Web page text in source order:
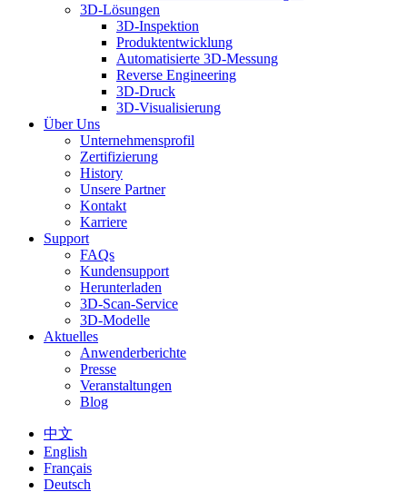
3D-Lösungen
3D-Inspektion
Produktentwicklung
Automatisierte 3D-Messung
Reverse Engineering
3D-Druck
3D-Visualisierung
Über Uns
Unternehmensprofil
Zertifizierung
History
Unsere Partner
Kontakt
Karriere
Support
FAQs
Kundensupport
Herunterladen
3D-Scan-Service
3D-Modelle
Aktuelles
Anwenderberichte
Presse
Veranstaltungen
Blog
中文
English
Français
Deutsch